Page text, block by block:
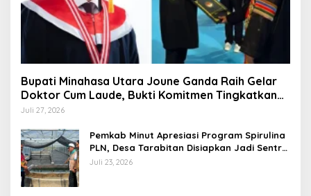
Bupati Minahasa Utara Joune Ganda Raih Gelar
Doktor Cum Laude, Bukti Komitmen Tingkatkan
Kualitas Kepemimpinan
Juli 27, 2026
Pemkab Minut Apresiasi Program Spirulina
PLN, Desa Tarabitan Disiapkan Jadi Sentra
Pangan Berbasis Energi Bersih
Juli 23, 2026